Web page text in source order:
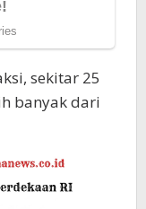
sekitar 25
banyak dari